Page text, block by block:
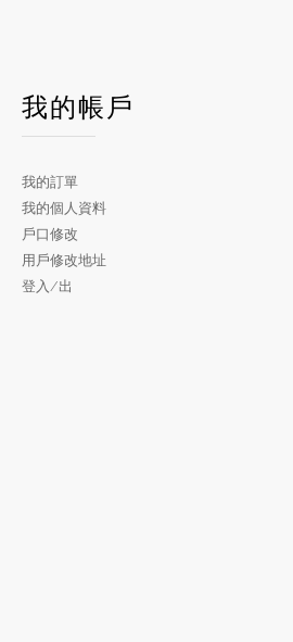
我的帳戶
我的訂單
我的個人資料
戶口修改
用戶修改地址
登入/出